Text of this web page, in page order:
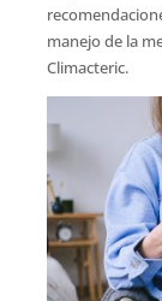
manejo de la
Climacteric.